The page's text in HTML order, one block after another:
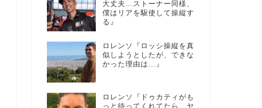
大丈夫…ストーナー同様、
僕はリアを駆使して操縦す
る』
ロレンソ『ロッシ操縦を真
似しようとしたが、できな
かった理由は…』
ロレンソ『ドゥカティがも
っと待ってくれてたら…ヤ